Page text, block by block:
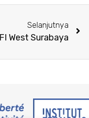
Selanjutnya
West Surabaya